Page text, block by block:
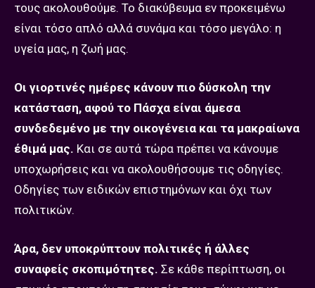
τους ακολουθούμε. Το διακύβευμα εν προκειμένω
είναι τόσο απλό αλλά συνάμα και τόσο μεγάλο: η
υγεία μας, η ζωή μας.
Οι γιορτινές ημέρες κάνουν πιο δύσκολη την
κατάσταση, αφού το Πάσχα είναι άμεσα
συνδεδεμένο με την οικογένεια και τα μακραίωνα
έθιμά μας. Και σε αυτά τώρα πρέπει να κάνουμε
υποχωρήσεις και να ακολουθήσουμε τις οδηγίες.
Οδηγίες των ειδικών επιστημόνων και όχι των
πολιτικών.
Άρα, δεν υποκρύπτουν πολιτικές ή άλλες
συναφείς σκοπιμότητες. Σε κάθε περίπτωση, οι